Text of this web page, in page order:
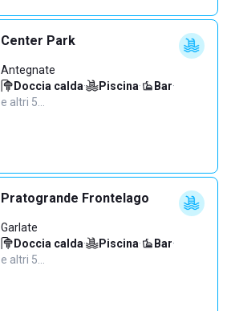
Center Park
Antegnate
Doccia calda· Piscina· Bar·
e altri 5…
Pratogrande Frontelago
Garlate
Doccia calda· Piscina· Bar·
e altri 5…